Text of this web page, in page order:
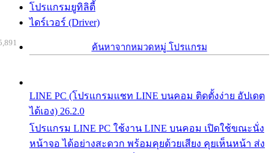
โปรแกรมยูทิลิตี้
ไดร์เวอร์ (Driver)
ค้นหาจากหมวดหมู่ โปรแกรม
LINE PC (โปรแกรมแชท LINE บนคอม ติดตั้งง่าย อัปเดต
ได้เอง) 26.2.0
โปรแกรม LINE PC ใช้งาน LINE บนคอม เปิดใช้ขณะนั่ง
หน้าจอ ได้อย่างสะดวก พร้อมคุยด้วยเสียง คุยเห็นหน้า ส่ง